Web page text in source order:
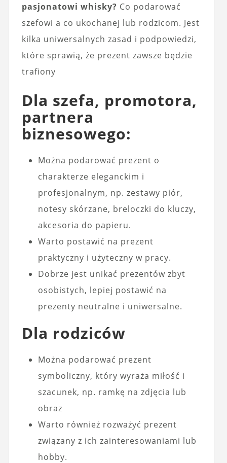
pasjonatowi whisky? Co podarować
szefowi a co ukochanej lub rodzicom. Jest
kilka uniwersalnych zasad i podpowiedzi,
które sprawią, że prezent zawsze będzie
trafiony
Dla szefa, promotora,
partnera
biznesowego:
Można podarować prezent o
charakterze eleganckim i
profesjonalnym, np. zestawy piór,
notesy skórzane, breloczki do kluczy,
akcesoria do papieru.
Warto postawić na prezent
praktyczny i użyteczny w pracy.
Dobrze jest unikać prezentów zbyt
osobistych, lepiej postawić na
prezenty neutralne i uniwersalne.
Dla rodziców
Można podarować prezent
symboliczny, który wyraża miłość i
szacunek, np. ramkę na zdjęcia lub
obraz
Warto również rozważyć prezent
związany z ich zainteresowaniami lub
hobby.